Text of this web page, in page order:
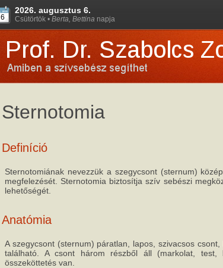
6
2026. augusztus 6.
Csütörtök • Berta, Bettina napja
Sternotomia
Definíció
Sternotomiának nevezzük a szegycsont (sternum)
megfelezését. Sternotomia biztosítja szív sebészi
lehetőségét.
Anatómia
A szegycsont (sternum) páratlan, lapos, szivacsos
található. A csont három részből áll (markolat, test,
összeköttetés van.